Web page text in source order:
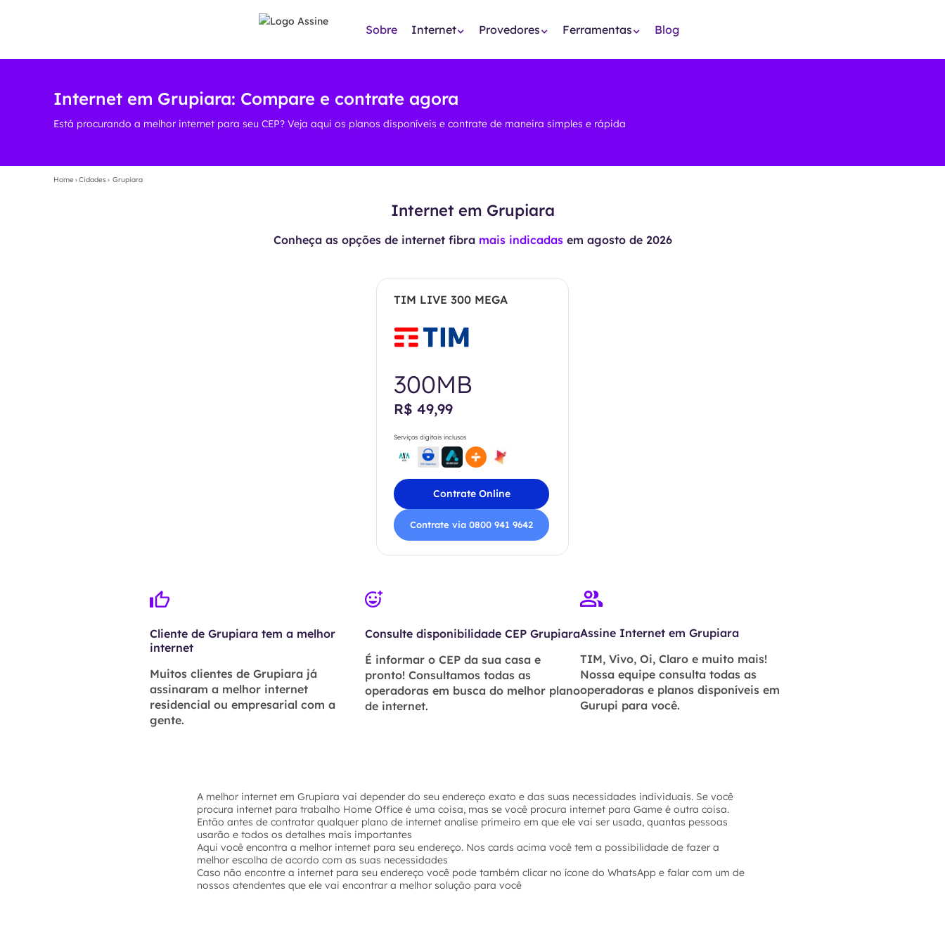
Sobre Internet Provedores Ferramentas Blog
Internet em Grupiara: Compare e contrate agora
Está procurando a melhor internet para seu CEP? Veja aqui os planos disponíveis e contrate de maneira simples e rápida
Home›Cidades› Grupiara
Internet em Grupiara
Conheça as opções de internet fibra mais indicadasem agosto de 2026
TIM LIVE 300 MEGA
300MB
R$ 49,99
Serviços digitais inclusos
Contrate Online
Contrate via 0800 941 9642
Cliente de Grupiara tem a melhor
internet
Muitos clientes de Grupiara já
assinaram a melhor internet
residencial ou empresarial com a
gente.
Consulte disponibilidade CEP Grupiara
É informar o CEP da sua casa e
pronto! Consultamos todas as
operadoras em busca do melhor plano
de internet.
Assine Internet em Grupiara
TIM, Vivo, Oi, Claro e muito mais!
Nossa equipe consulta todas as
operadoras e planos disponíveis em
Gurupi para você.
A melhor internet em Grupiara vai depender do seu endereço exato e das suas necessidades individuais. Se você
procura internet para trabalho Home Office é uma coisa, mas se você procura internet para Game é outra coisa.
Então antes de contratar qualquer plano de internet analise primeiro em que ele vai ser usada, quantas pessoas
usarão e todos os detalhes mais importantes
Aqui você encontra a melhor internet para seu endereço. Nos cards acima você tem a possibilidade de fazer a
melhor escolha de acordo com as suas necessidades
Caso não encontre a internet para seu endereço você pode também clicar no ícone do WhatsApp e falar com um de
nossos atendentes que ele vai encontrar a melhor solução para você